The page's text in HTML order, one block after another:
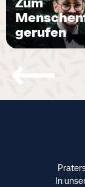
gerufen
In